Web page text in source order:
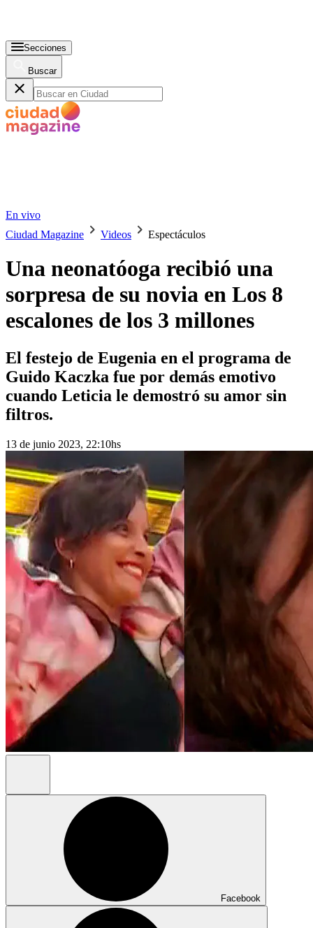
Secciones
Buscar
En vivo
Ciudad Magazine
Videos Espectáculos
Una neonatóoga recibió una
sorpresa de su novia en Los 8
escalones de los 3 millones
El festejo de Eugenia en el programa de
Guido Kaczka fue por demás emotivo
cuando Leticia le demostró su amor sin
filtros.
13 de junio 2023, 22:10hs
Facebook